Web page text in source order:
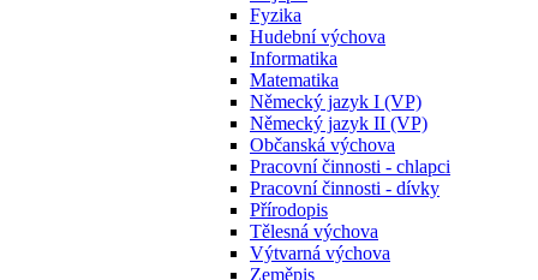
Fyzika
Hudební výchova
Informatika
Matematika
Německý jazyk I (VP)
Německý jazyk II (VP)
Občanská výchova
Pracovní činnosti - chlapci
Pracovní činnosti - dívky
Přírodopis
Tělesná výchova
Výtvarná výchova
Zeměpis